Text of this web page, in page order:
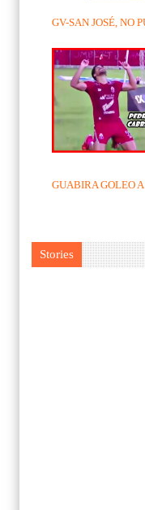
GV-SAN JOSÉ, NO
GUABIRA GOLEO
Stories